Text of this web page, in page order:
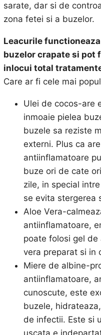
sarate, dar si de
zona fetei si a buzelor.
Leacurile
buzelor crapate si pot
inlocui total
Care ar fi cele mai
Ulei de cocos-are
inmoaie pielea
buzele sa reziste
externi. Plus ca
antiinflamatoare
buze ori de cate
zile, in special
se evita stergerea
Aloe Vera-
antiinflamatoare,
poate folosi gel de
vera preparat si in
Miere de albine-
antiinflamatoare,
cunoscute, este
buzele,
de infectii. Este si
uscata e